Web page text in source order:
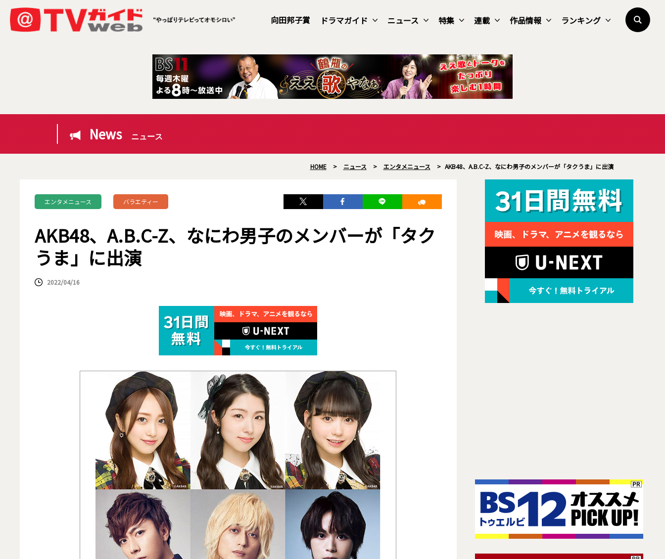
向田邦子賞 ドラマガイド ニュース 特集 連載 作品情報 ランキング
News ニュース
HOME > ニュース > エンタメニュース > AKB48、A.B.C-Z、なにわ男子のメンバーが「タクうま」に出演
エンタメニュース バラエティー
AKB48、A.B.C-Z、なにわ男子のメンバーが「タク
うま」に出演
2022/04/16